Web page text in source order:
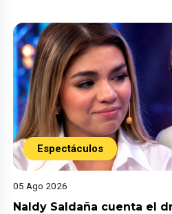
Espectáculos
05 Ago 2026
Naldy Saldaña cuenta el